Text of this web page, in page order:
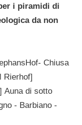
i piramidi di
da non
Chiusa
Rierhof]
Auna di sotto
- Barbiano -